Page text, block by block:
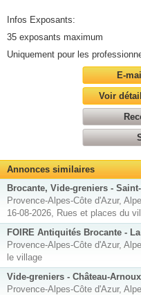
Infos Exposants:
35 exposants maximum
Uniquement pour les
E-
Voir
Annonces similaires
Brocante, Vide-greniers -
Provence-Alpes-Côte d'Azur,
16-08-2026, Rues et places du
FOIRE Antiquités Brocante -
Provence-Alpes-Côte d'Azur,
le village
Vide-greniers - Château-
Provence-Alpes-Côte d'Azur,